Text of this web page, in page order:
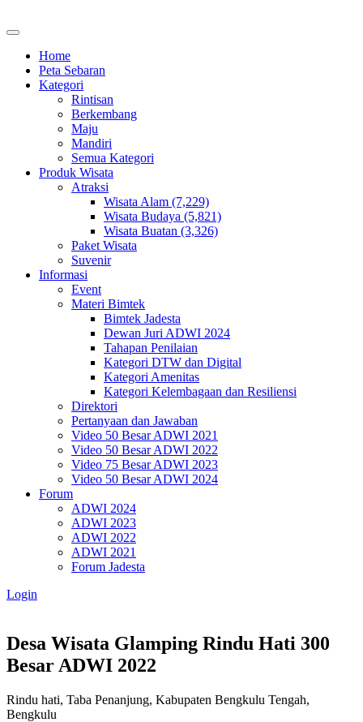
Home
Peta Sebaran
Kategori
Rintisan
Berkembang
Maju
Mandiri
Semua Kategori
Produk Wisata
Atraksi
Wisata Alam (7,229)
Wisata Budaya (5,821)
Wisata Buatan (3,326)
Paket Wisata
Suvenir
Informasi
Event
Materi Bimtek
Bimtek Jadesta
Dewan Juri ADWI 2024
Tahapan Penilaian
Kategori DTW dan Digital
Kategori Amenitas
Kategori Kelembagaan dan Resiliensi
Direktori
Pertanyaan dan Jawaban
Video 50 Besar ADWI 2021
Video 50 Besar ADWI 2022
Video 75 Besar ADWI 2023
Video 50 Besar ADWI 2024
Forum
ADWI 2024
ADWI 2023
ADWI 2022
ADWI 2021
Forum Jadesta
Login
Desa Wisata Glamping Rindu Hati 300
Besar ADWI 2022
Rindu hati, Taba Penanjung, Kabupaten Bengkulu Tengah,
Bengkulu